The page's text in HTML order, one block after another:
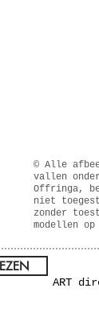
© Alle
vallen
Offringa,
niet
zonder
modellen
ART